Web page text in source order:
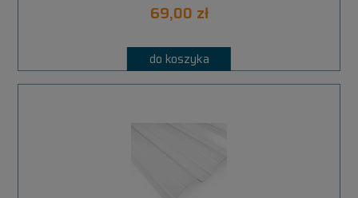
69,00 zł
do koszyka